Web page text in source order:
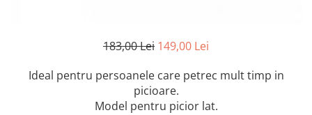
183,00 Lei 149,00 Lei
Ideal pentru persoanele care petrec mult timp in
picioare.
Model pentru picior lat.